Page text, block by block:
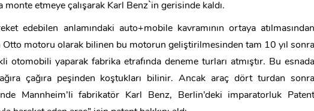
monte etmeye çalışarak Karl Benz`in gerisinde kaldı.
edebilen anlamındaki auto+mobile kavramının ortaya atılmasından
motoru olarak bilinen bu motorun geliştirilmesinden tam 10 yıl sonra
otomobili yaparak fabrika etrafında deneme turları atmıştır. Bu esnada
çağıra peşinden koştukları bilinir. Ancak araç dört turdan sonra
Mannheim’li fabrikatör Karl Benz, Berlin’deki imparatorluk Patent